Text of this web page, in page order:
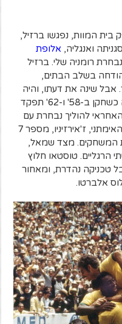
המוות, נפגשו ברזיל,
אלופת
רומניה שלי. ברזיל
בשלב הבתים,
שינה את דעתו, והיה
חלק מההיסטוריה. מריו זגאלו, שזכה כשחקן ב-58' ו-62' תפקד
חזר כמבוגר האחראי להוליך נבחרת עם
שחקני על כמעט בכל עמדה. החלוץ האימתני, ז'אירזיניו, מספר 7
המשחקים. מצד שמאל,
הרגליים. טוסטאו חלוץ
טכניקה נהדרת, ומאחור
אלברטו.